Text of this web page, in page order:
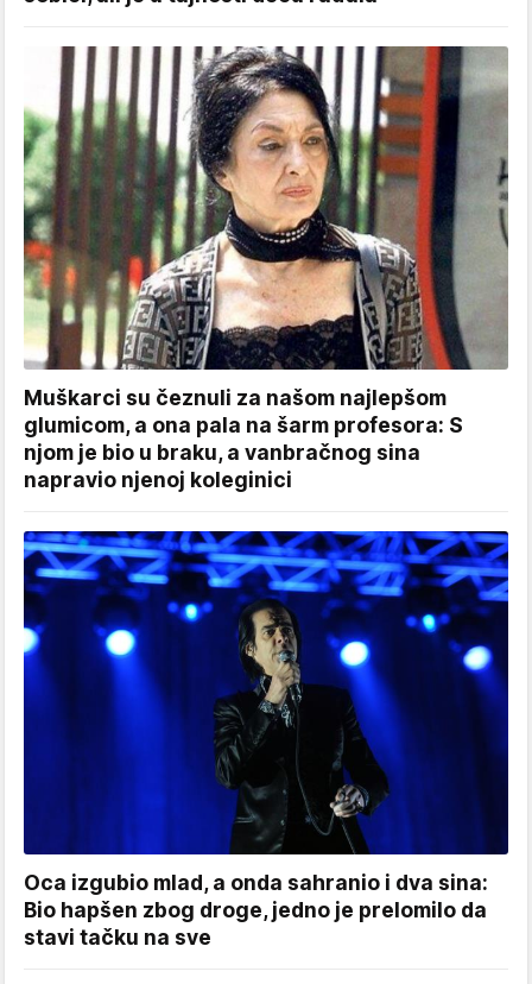
Muškarci su čeznuli za našom najlepšom
glumicom, a ona pala na šarm profesora: S
njom je bio u braku, a vanbračnog sina
napravio njenoj koleginici
Oca izgubio mlad, a onda sahranio i dva sina:
Bio hapšen zbog droge, jedno je prelomilo da
stavi tačku na sve